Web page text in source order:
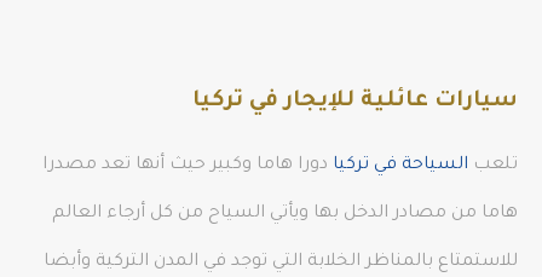
سيارات عائلية للإيجار في تركيا
تلعب السياحة في تركيا دورا هاما وكبير حيث أنها تعد مصدرا
هاما من مصادر الدخل بها ويأتي السياح من كل أرجاء العالم
للاستمتاع بالمناظر الخلابة التي توجد في المدن التركية وأبضا